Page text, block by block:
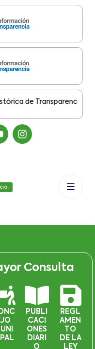
de Transparencia
Consulta
PUBLI
CACI
ONES
DIARI
O
REGL
AMEN
TO
DE LA
LEY